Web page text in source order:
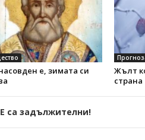
е, зимата си
Жълт
страна
са задължителни!